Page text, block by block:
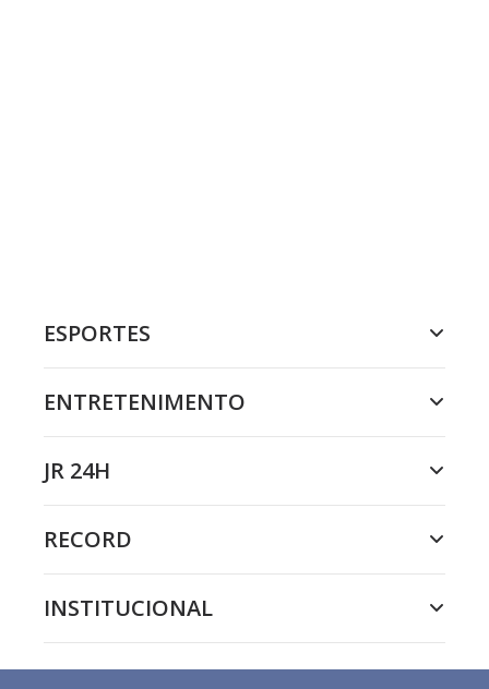
ESPORTES
ENTRETENIMENTO
JR 24H
RECORD
INSTITUCIONAL